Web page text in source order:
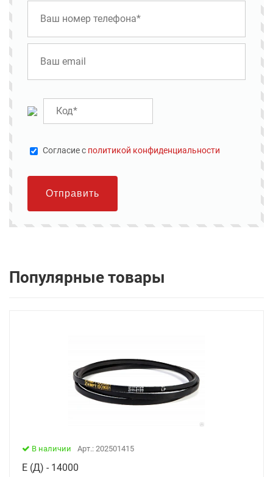
Cогласие с политикой конфиденциальности
Отправить
Популярные товары
В наличии Арт.: 202501415
Е (Д) - 14000